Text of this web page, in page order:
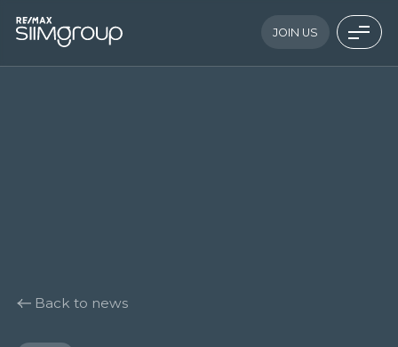
JOIN US
Back to news